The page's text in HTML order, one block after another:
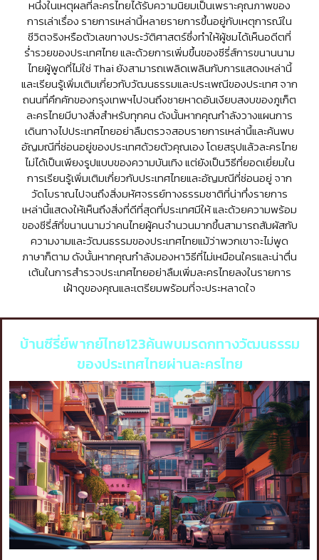
หนึ่งในเหตุผลที่ละครไทยได้รับความนิยมเป็นเพราะคุณภาพของ
การเล่าเรื่อง รายการเหล่านี้หลายรายการขึ้นอยู่กับเหตุการณ์ใน
ชีวิตจริงหรือตัวเลขทางประวัติศาสตร์ซึ่งทำให้ผู้ชมได้เห็นอดีตที่
ร่ำรวยของประเทศไทย และด้วยการเพิ่มขึ้นของซีรี่ส์การขนานนาม
ไทยผู้พูดที่ไม่ใช่ Thai ยังสามารถเพลิดเพลินกับการแสดงเหล่านี้
และเรียนรู้เพิ่มเติมเกี่ยวกับวัฒนธรรมและประเพณีของประเทศ จาก
ถนนที่คึกคักของกรุงเทพฯไปจนถึงชายหาดอันเงียบสงบของภูเก็ต
ละครไทยมีบางสิ่งสำหรับทุกคน ดังนั้นหากคุณกำลังวางแผนการ
เดินทางไปประเทศไทยอย่าลืมตรวจสอบรายการเหล่านี้และค้นพบ
อัญมณีที่ซ่อนอยู่ของประเทศด้วยตัวคุณเอง โดยสรุปแล้วละครไทย
ไม่ได้เป็นเพียงรูปแบบของความบันเทิง แต่ยังเป็นวิธีที่ยอดเยี่ยมใน
การเรียนรู้เพิ่มเติมเกี่ยวกับประเทศไทยและอัญมณีที่ซ่อนอยู่ จาก
วัดโบราณไปจนถึงสิ่งมหัศจรรย์ทางธรรมชาติที่น่าทึ่งรายการ
เหล่านี้แสดงให้เห็นถึงสิ่งที่ดีที่สุดที่ประเทศมีให้ และด้วยความพร้อม
ของซีรี่ส์ที่ขนานนามว่าคนไทยผู้คนจำนวนมากขึ้นสามารถสัมผัสกับ
ความงามและวัฒนธรรมของประเทศไทยแม้ว่าพวกเขาจะไม่พูด
ภาษาก็ตาม ดังนั้นหากคุณกำลังมองหาวิธีที่ไม่เหมือนใครและน่าตื่น
เต้นในการสำรวจประเทศไทยอย่าลืมเพิ่มละครไทยลงในรายการ
เฝ้าดูของคุณและเตรียมพร้อมที่จะประหลาดใจ
บ้านซีรี่ย์พากย์ไทย123ค้นพบมรดกทางวัฒนธรรม
ของประเทศไทยผ่านละครไทย